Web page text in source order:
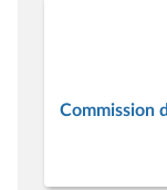
Commission